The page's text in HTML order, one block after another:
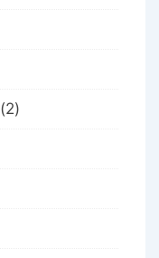
(2)